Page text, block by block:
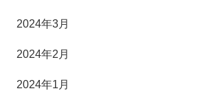
2024年3月
2024年2月
2024年1月